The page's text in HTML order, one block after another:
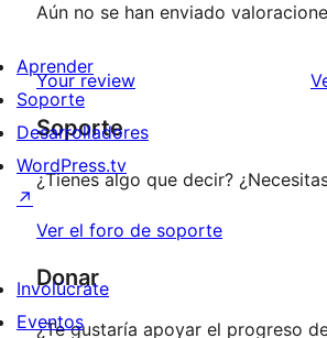
Aún no se han enviado
Your review
Soporte
¿Tienes algo que decir?
Ver el foro de soporte
Donar
¿Te gustaría apoyar el progreso
Aprender
Soporte
Desarrolladores
WordPress.tv
↗
Involúcrate
Eventos